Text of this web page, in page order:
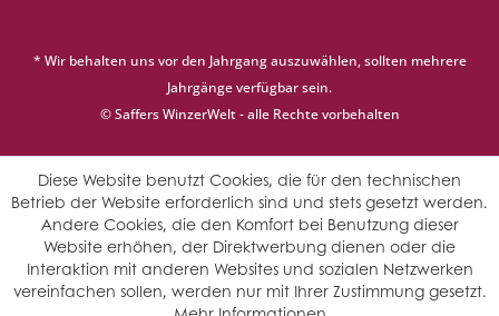
* Wir behalten uns vor den Jahrgang auszuwählen, sollten mehrere
Jahrgänge verfügbar sein.
© Saffers WinzerWelt - alle Rechte vorbehalten
Diese Website benutzt Cookies, die für den technischen
Betrieb der Website erforderlich sind und stets gesetzt werden.
Andere Cookies, die den Komfort bei Benutzung dieser
Website erhöhen, der Direktwerbung dienen oder die
Interaktion mit anderen Websites und sozialen Netzwerken
vereinfachen sollen, werden nur mit Ihrer Zustimmung gesetzt.